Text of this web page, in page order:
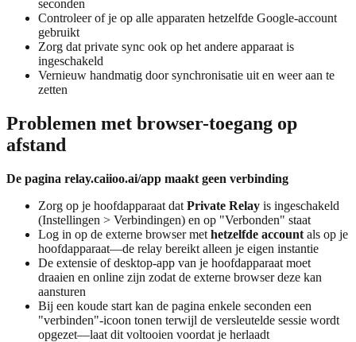
seconden
Controleer of je op alle apparaten hetzelfde Google-account
gebruikt
Zorg dat private sync ook op het andere apparaat is
ingeschakeld
Vernieuw handmatig door synchronisatie uit en weer aan te
zetten
Problemen met browser-toegang op
afstand
De pagina relay.caiioo.ai/app maakt geen verbinding
Zorg op je hoofdapparaat dat Private Relay is ingeschakeld
(Instellingen > Verbindingen) en op "Verbonden" staat
Log in op de externe browser met hetzelfde account als op je
hoofdapparaat—de relay bereikt alleen je eigen instantie
De extensie of desktop-app van je hoofdapparaat moet
draaien en online zijn zodat de externe browser deze kan
aansturen
Bij een koude start kan de pagina enkele seconden een
"verbinden"-icoon tonen terwijl de versleutelde sessie wordt
opgezet—laat dit voltooien voordat je herlaadt